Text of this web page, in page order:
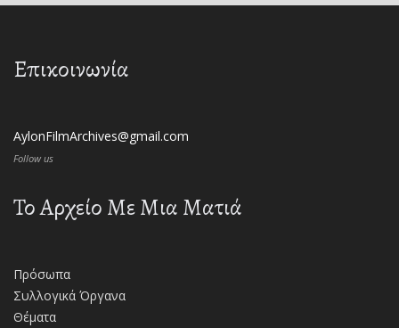
Επικοινωνία
AylonFilmArchives@gmail.com
Follow us
Το Αρχείο Με Μια Ματιά
Πρόσωπα
Συλλογικά Όργανα
Θέματα